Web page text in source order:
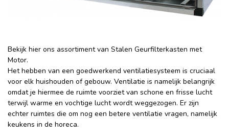
Bekijk hier ons assortiment van Stalen Geurfilterkasten met
Motor.
Het hebben van een goedwerkend ventilatiesysteem is cruciaal
voor elk huishouden of gebouw. Ventilatie is namelijk belangrijk
omdat je hiermee de ruimte voorziet van schone en frisse lucht
terwijl warme en vochtige lucht wordt weggezogen. Er zijn
echter ruimtes die om nog een betere ventilatie vragen, namelijk
keukens in de horeca.